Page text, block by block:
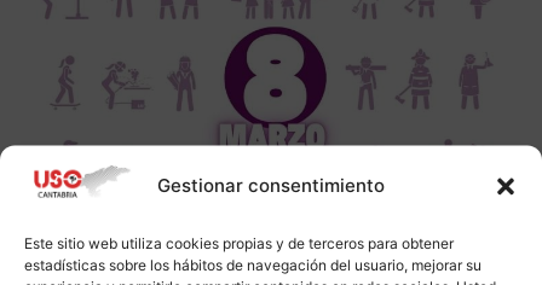
Gestionar consentimiento
Este sitio web utiliza cookies propias y de terceros para obtener
estadísticas sobre los hábitos de navegación del usuario, mejorar su